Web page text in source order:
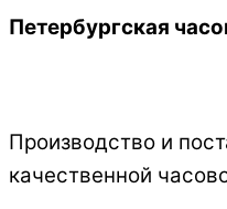
Back
Петербургская
Производство и
качественной